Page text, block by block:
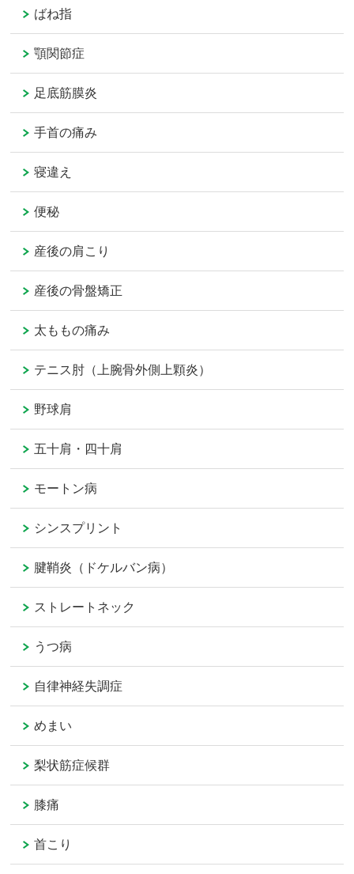
ばね指
顎関節症
足底筋膜炎
手首の痛み
寝違え
便秘
産後の肩こり
産後の骨盤矯正
太ももの痛み
テニス肘（上腕骨外側上顆炎）
野球肩
五十肩・四十肩
モートン病
シンスプリント
腱鞘炎（ドケルバン病）
ストレートネック
うつ病
自律神経失調症
めまい
梨状筋症候群
膝痛
首こり